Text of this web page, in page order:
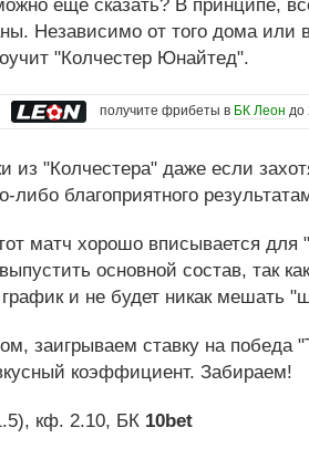
ещё сказать? В принципе,
Независимо от того дома или
"Колчестер Юнайтед".
получите фрибеты в БК Леон до
из "Колчестера" даже если
либо благоприятного
матч хорошо вписывается для
основной состав, так
и не будет никак мешать
заигрываем ставку на победа
коэффициент. Забираем!
кф. 2.10, БК 10bet